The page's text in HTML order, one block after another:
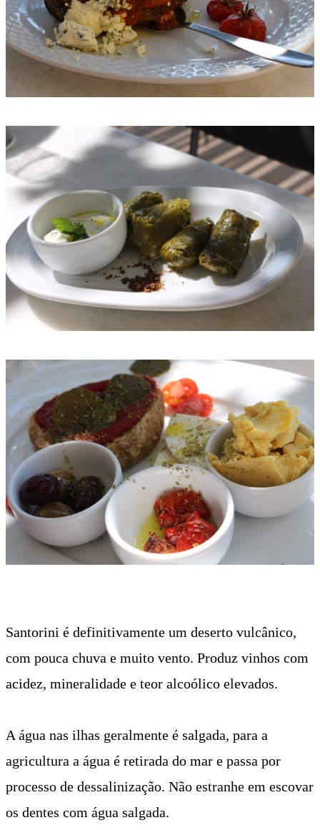
​Santorini é definitivamente um deserto vulcânico,
com pouca chuva e muito vento. Produz vinhos com
acidez, mineralidade e teor alcoólico elevados.
A água nas ilhas geralmente é salgada, para a
agricultura a água é retirada do mar e passa por
processo de dessalinização. Não estranhe em escovar
os dentes com água salgada.